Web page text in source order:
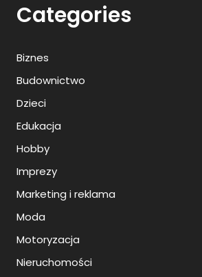
Categories
Biznes
Budownictwo
Dzieci
Edukacja
Hobby
Imprezy
Marketing i reklama
Moda
Motoryzacja
Nieruchomości